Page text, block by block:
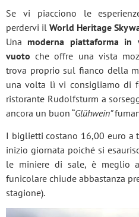
Se vi piacciono le
perdervi il World Heritage
Una moderna piattaforma in
vuoto che offre una vista
trova proprio sul fianco della
una volta lì vi consigliamo di
ristorante Rudolfsturm a
ancora un buon “Glühwein”
I biglietti costano 16,00 euro a
inizio giornata poiché si
le miniere di sale, è meglio
funicolare chiude abbastanza
stagione).